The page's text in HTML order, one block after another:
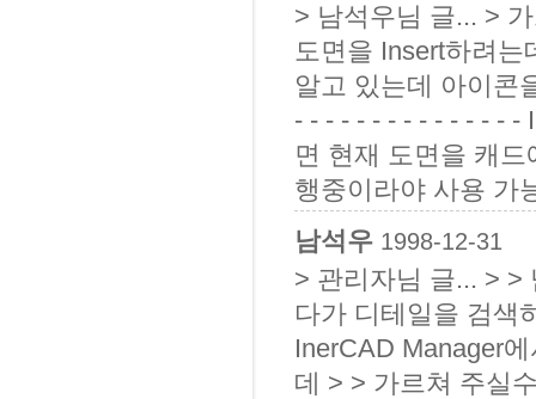
> 남석우님 글... >
도면을 Insert하려는
알고 있는데 아이콘
- - - - - - - - - - - - - -
면 현재 도면을 캐
행중이라야 사용 가
남석우 1998-12-31
> 관리자님 글... > >
다가 디테일을 검색
InerCAD Manager
데 > > 가르쳐 주실